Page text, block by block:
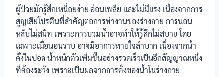
ผู้ป่วยมักรู้สึกเหนื่อยง่าย อ่อนเพลีย และไม่มีแรง เนื่องจากการ
สูญเสียโปรตีนที่สำคัญต่อการทำงานของร่างกาย การนอน
หลับไม่สนิท เพราะการบวมน้ำอาจทำให้รู้สึกไม่สบาย โดย
เฉพาะเมื่อนอนราบ อาจมีอาการหายใจลำบาก เนื่องจากน้ำ
คั่งในปอด น้ำหนักตัวเพิ่มขึ้นอย่างรวดเร็วเป็นอีกสัญญาณหนึ่ง
ที่ต้องระวัง เพราะเป็นผลจากการคั่งของน้ำในร่างกาย